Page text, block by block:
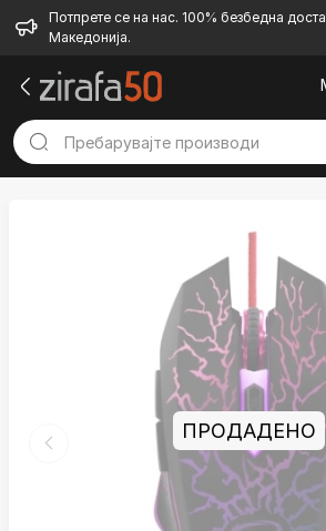
Потпрете се на нас. 100% безбедна
Македонија.
ПРОДАДЕНО